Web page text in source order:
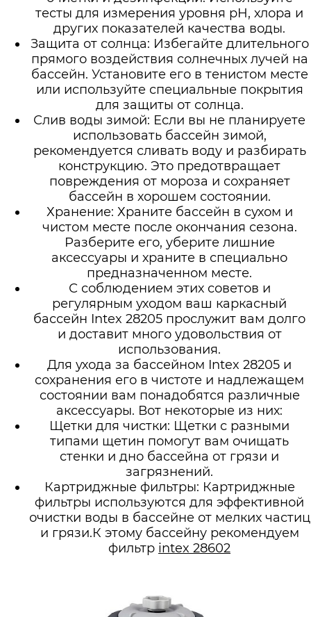
тесты для измерения уровня pH, хлора и
других показателей качества воды.
Защита от солнца: Избегайте длительного
прямого воздействия солнечных лучей на
бассейн. Установите его в тенистом месте
или используйте специальные покрытия
для защиты от солнца.
Слив воды зимой: Если вы не планируете
использовать бассейн зимой,
рекомендуется сливать воду и разбирать
конструкцию. Это предотвращает
повреждения от мороза и сохраняет
бассейн в хорошем состоянии.
Хранение: Храните бассейн в сухом и
чистом месте после окончания сезона.
Разберите его, уберите лишние
аксессуары и храните в специально
предназначенном месте.
С соблюдением этих советов и
регулярным уходом ваш каркасный
бассейн Intex 28205 прослужит вам долго
и доставит много удовольствия от
использования.
Для ухода за бассейном Intex 28205 и
сохранения его в чистоте и надлежащем
состоянии вам понадобятся различные
аксессуары. Вот некоторые из них:
Щетки для чистки: Щетки с разными
типами щетин помогут вам очищать
стенки и дно бассейна от грязи и
загрязнений.
Картриджные фильтры: Картриджные
фильтры используются для эффективной
очистки воды в бассейне от мелких частиц
и грязи.К этому бассейну рекомендуем
фильтр intex 28602